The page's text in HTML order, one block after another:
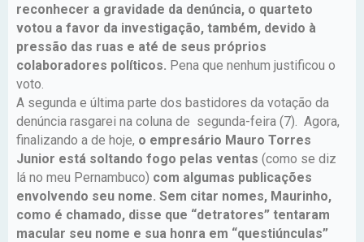
reconhecer a gravidade da denúncia, o quarteto
votou a favor da investigação, também, devido à
pressão das ruas e até de seus próprios
colaboradores políticos. Pena que nenhum justificou o
voto.
A segunda e última parte dos bastidores da votação da
denúncia rasgarei na coluna de segunda-feira (7). Agora,
finalizando a de hoje, o empresário Mauro Torres
Junior está soltando fogo pelas ventas (como se diz
lá no meu Pernambuco) com algumas publicações
envolvendo seu nome. Sem citar nomes, Maurinho,
como é chamado, disse que “detratores” tentaram
macular seu nome e sua honra em “questiúnculas”